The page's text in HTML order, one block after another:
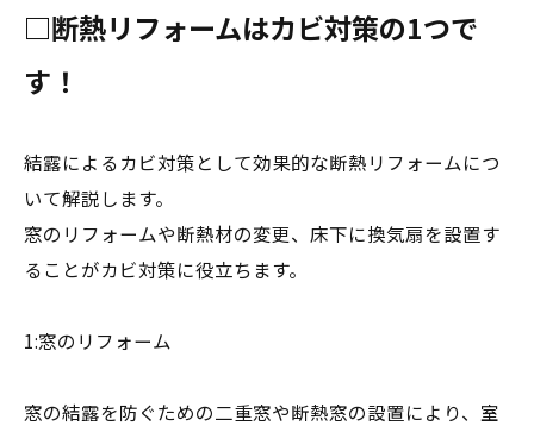
□断熱リフォームはカビ対策の1つで
す！
結露によるカビ対策として効果的な断熱リフォームにつ
いて解説します。
窓のリフォームや断熱材の変更、床下に換気扇を設置す
ることがカビ対策に役立ちます。
1:窓のリフォーム
窓の結露を防ぐための二重窓や断熱窓の設置により、室